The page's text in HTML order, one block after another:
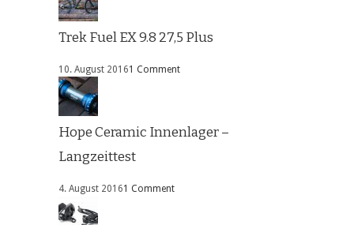
Trek Fuel EX 9.8 27,5 Plus
10. August 20161 Comment
Hope Ceramic Innenlager –
Langzeittest
4. August 20161 Comment